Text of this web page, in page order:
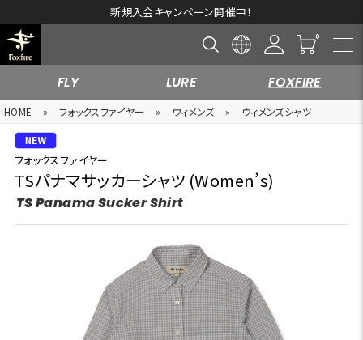
新規入会キャンペーン開催中！
FLY LURE FOXFIRE
HOME » フォックスファイヤー » ウィメンズ » ウィメンズシャツ
フォックスファイヤー
TSパナマサッカーシャツ (Women’s)
TS Panama Sucker Shirt